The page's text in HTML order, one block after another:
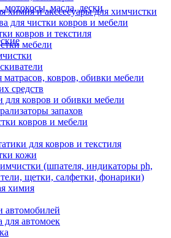
масла, лески
химия и акссесуары для химчистки
для чистки ковров и мебели
ковров и текстиля
мебели
матрасов, ковров, обивки мебели
средств
для ковров и обивки мебели
запахов
ковров и мебели
для ковров и текстиля
кожи
(шпателя, индикаторы ph,
щетки, салфетки, фонарики)
химия
автомобилей
автомоек